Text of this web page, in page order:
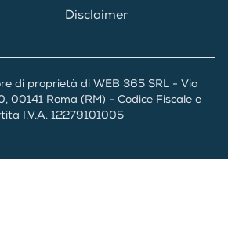
Disclaimer
di proprietà di WEB 365 SRL - Via
00141 Roma (RM) - Codice Fiscale e
I.V.A. 12279101005